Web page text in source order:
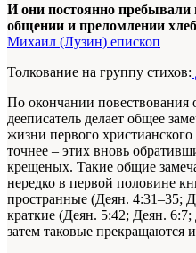
И они постоянно пребывали
общении и преломлении
Михаил (Лузин) епископ
Толкование на группу стихов:
По окончании
дееписатель делает общее
жизни первого
точнее – этих вновь
крещеных. Такие общие
нередко в первой половине
пространные (Деян. 4:31–35;
краткие (Деян. 5:42; Деян.
затем таковые прекращаются